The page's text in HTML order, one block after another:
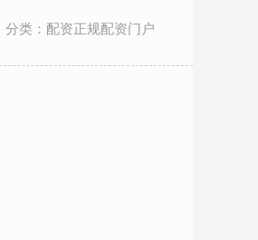
分类： 配资正规配资门户